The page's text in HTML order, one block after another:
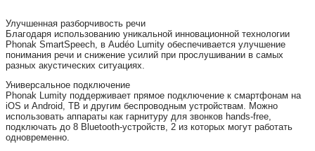
Улучшенная разборчивость речи
Благодаря использованию уникальной инновационной технологии
Phonak SmartSpeech, в Audéo Lumity обеспечивается улучшение
понимания речи и снижение усилий при прослушивании в самых
разных акустических ситуациях.
Универсальное подключение
Phonak Lumity поддерживает прямое подключение к смартфонам на
iOS и Android, ТВ и другим беспроводным устройствам. Можно
использовать аппараты как гарнитуру для звонков hands-free,
подключать до 8 Bluetooth-устройств, 2 из которых могут работать
одновременно.